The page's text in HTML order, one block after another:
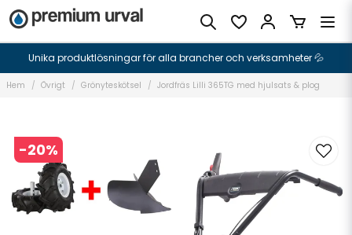
Unika produktlösningar för alla brancher och verksamheter 💦
Hem Övrigt Grönyteskötsel Jordfräs Lilli 365TG med hjulsats & plog
-20%